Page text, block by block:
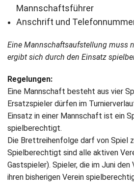
Mannschaftsführer
Anschrift und
Eine Mannschaftsaufstellung muss
ergibt sich durch den Einsatz
Regelungen:
Eine Mannschaft besteht aus vier
Ersatzspieler dürfen im
Einsatz in einer Mannschaft ist ein
spielberechtigt.
Die Brettreihenfolge darf von Spiel
Spielberechtigt sind alle aktiven
Gastspieler). Spieler, die im Juni
ihren bisherigen Verein